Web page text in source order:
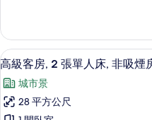
所
有
相
片
觀
的
詳
情
床,
非
吸
煙
房,
客
房,
2
單
人
床,
顯
示
高
級
7
高級客房, 2 張單人床, 非吸煙
城市景
28 平方公尺